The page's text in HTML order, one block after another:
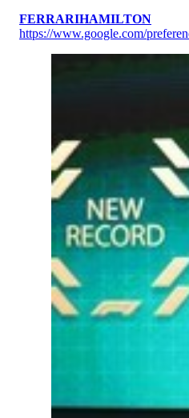
FERRARIHAMILTON
https://www.google.com/